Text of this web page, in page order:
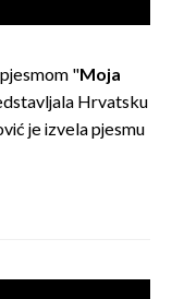
"Moja
Hrvatsku
je izvela pjesmu